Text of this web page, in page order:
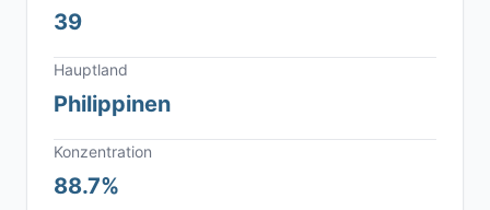
39
Hauptland
Philippinen
Konzentration
88.7%